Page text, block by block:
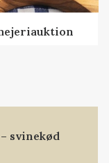
svinekød